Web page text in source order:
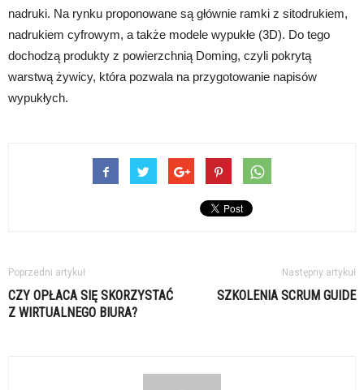
nadruki. Na rynku proponowane są głównie ramki z sitodrukiem,
nadrukiem cyfrowym, a także modele wypukłe (3D). Do tego
dochodzą produkty z powierzchnią Doming, czyli pokrytą
warstwą żywicy, która pozwala na przygotowanie napisów
wypukłych.
Poprzedni artykuł
CZY OPŁACA SIĘ SKORZYSTAĆ
Z WIRTUALNEGO BIURA?
Następny artykuł
SZKOLENIA SCRUM GUIDE